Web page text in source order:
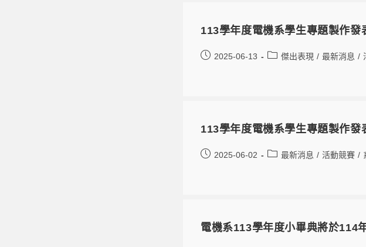
113學年度電機系學生專題製作發
2025-06-13 傑出表現 / 最新消息 /
113學年度電機系學生專題製作發
2025-06-02 最新消息 / 活動競賽 /
電機系113學年度小畢典將於114